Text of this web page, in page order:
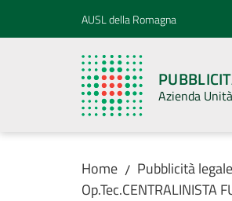
Vai al contenuto
Vai alla navigazioneAUSL della Romagna
Azienda
Home / Pubblicità legale